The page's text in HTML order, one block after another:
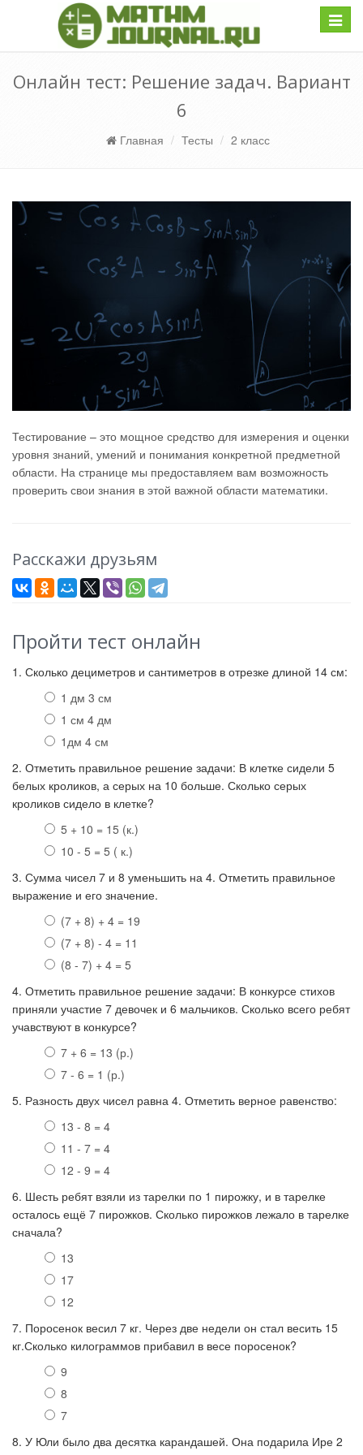
Онлайн тест: Решение задач. Вариант
6
Главная Тесты 2 класс
Тестирование – это мощное средство для измерения и оценки
уровня знаний, умений и понимания конкретной предметной
области. На странице мы предоставляем вам возможность
проверить свои знания в этой важной области математики.
Расскажи друзьям
Пройти тест онлайн
1. Сколько дециметров и сантиметров в отрезке длиной 14 см:
1 дм 3 см
1 см 4 дм
1дм 4 см
2. Отметить правильное решение задачи: В клетке сидели 5
белых кроликов, а серых на 10 больше. Сколько серых
кроликов сидело в клетке?
5 + 10 = 15 (к.)
10 - 5 = 5 ( к.)
3. Сумма чисел 7 и 8 уменьшить на 4. Отметить правильное
выражение и его значение.
(7 + 8) + 4 = 19
(7 + 8) - 4 = 11
(8 - 7) + 4 = 5
4. Отметить правильное решение задачи: В конкурсе стихов
приняли участие 7 девочек и 6 мальчиков. Сколько всего ребят
учавствуют в конкурсе?
7 + 6 = 13 (р.)
7 - 6 = 1 (р.)
5. Разность двух чисел равна 4. Отметить верное равенство:
13 - 8 = 4
11 - 7 = 4
12 - 9 = 4
6. Шесть ребят взяли из тарелки по 1 пирожку, и в тарелке
осталось ещё 7 пирожков. Сколько пирожков лежало в тарелке
сначала?
13
17
12
7. Поросенок весил 7 кг. Через две недели он стал весить 15
кг.Сколько килограммов прибавил в весе поросенок?
9
8
7
8. У Юли было два десятка карандашей. Она подарила Ире 2